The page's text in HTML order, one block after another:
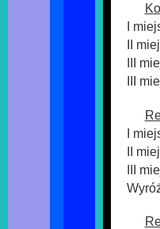
I
II
III
III
I
II
III